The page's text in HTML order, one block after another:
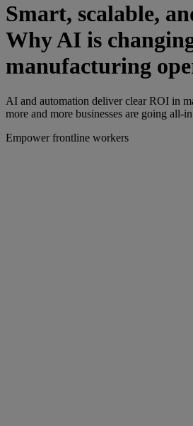
Smart, scalable,
Why AI is
manufacturing
AI and automation deliver clear ROI in
more and more businesses are going all-
Empower frontline workers